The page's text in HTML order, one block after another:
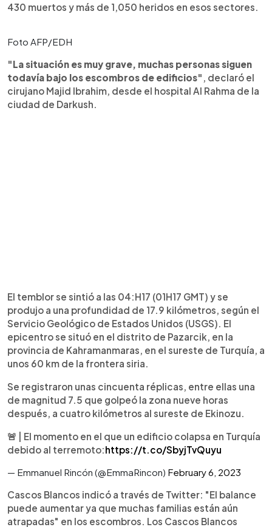
430 muertos y más de 1,050 heridos en esos sectores.
Foto AFP/EDH
"La situación es muy grave, muchas personas siguen
todavía bajo los escombros de edificios" , declaró el
cirujano Majid Ibrahim, desde el hospital Al Rahma de la
ciudad de Darkush.
El temblor se sintió a las 04:H17 (01H17 GMT) y se
produjo a una profundidad de 17.9 kilómetros, según el
Servicio Geológico de Estados Unidos (USGS). El
epicentro se situó en el distrito de Pazarcik, en la
provincia de Kahramanmaras, en el sureste de Turquía, a
unos 60 km de la frontera siria.
Se registraron unas cincuenta réplicas, entre ellas una
de magnitud 7.5 que golpeó la zona nueve horas
después, a cuatro kilómetros al sureste de Ekinozu.
🚨 | El momento en el que un edificio colapsa en Turquía
debido al terremoto:https://t.co/SbyjTvQuyu
— Emmanuel Rincón (@EmmaRincon) February 6, 2023
Cascos Blancos indicó a través de Twitter: "El balance
puede aumentar ya que muchas familias están aún
atrapadas" en los escombros. Los Cascos Blancos